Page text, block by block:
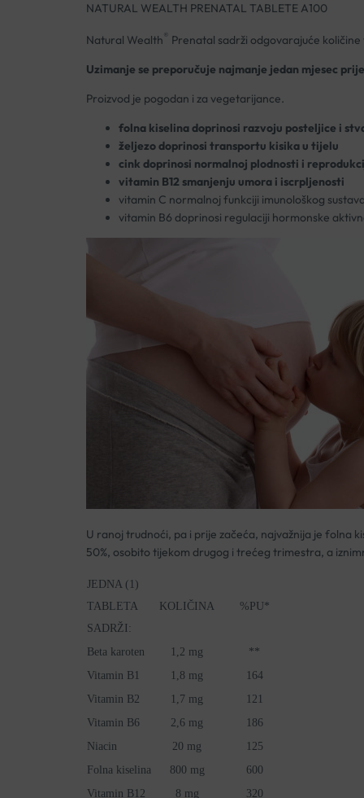
NATURAL WEALTH PRENATAL TABLETE A100
Natural Wealth ® Prenatal sadrži odgovarajuće
Uzimanje se preporučuje najmanje jedan mjesec
Proizvod je pogodan i za vegetarijance.
folna kiselina doprinosi razvoju posteljice i
željezo doprinosi transportu kisika u tijelu
cink doprinosi normalnoj plodnosti i
vitamin B12 smanjenju umora i iscrpljenosti
vitamin C normalnoj funkciji imunološkog
vitamin B6 doprinosi regulaciji hormonske
U ranoj trudnoći, pa i prije začeća, najvažnija je folna
50%, osobito tijekom drugog i trećeg trimestra, a
JEDNA (1)
TABLETA
SADRŽI:
KOLIČINA %PU*
Beta karoten 1,2 mg
**
Vitamin B1
1,8 mg
164
Vitamin B2
1,7 mg
121
Vitamin B6
2,6 mg
186
Niacin
20 mg
125
Folna kiselina
800 mg
600
Vitamin B12
8 mg 320